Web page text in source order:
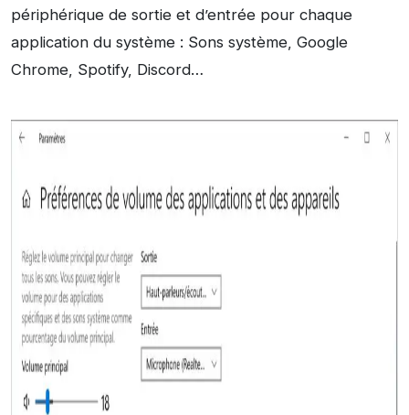
périphérique de sortie et d’entrée pour chaque
application du système : Sons système, Google
Chrome, Spotify, Discord…